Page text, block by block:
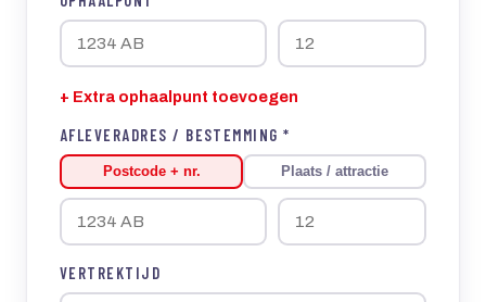
+ Extra ophaalpunt toevoegen
AFLEVERADRES / BESTEMMING *
Postcode + nr. Plaats / attractie
VERTREKTIJD